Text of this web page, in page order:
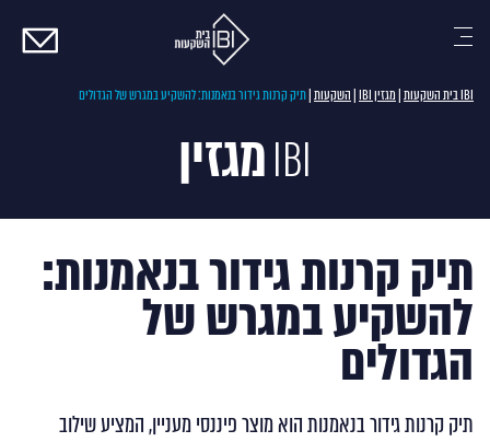
צרו
IBI בית השקעות |מגזין IBI |השקעות|תיק קרנות גידור בנאמנות: להשקיע במגרש של הגדולים
IBIמגזין
תיק קרנות גידור בנאמנות:
להשקיע במגרש של
הגדולים
תיק קרנות גידור בנאמנות הוא מוצר פיננסי מעניין, המציע שילוב